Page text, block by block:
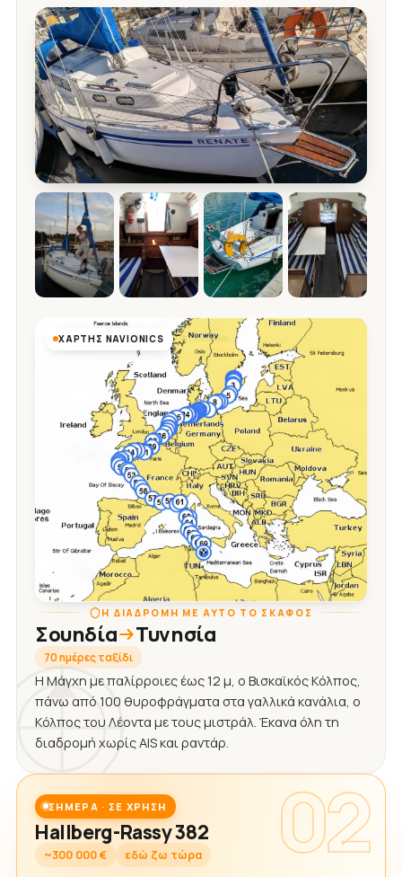
ΧΆΡΤΗΣ NAVIONICS
Η ΔΙΑΔΡΟΜΉ ΜΕ ΑΥΤΌ ΤΟ ΣΚΆΦΟΣ
Σουηδία Τυνησία
70 ημέρες ταξίδι
Η Μάγχη με παλίρροιες έως 12 μ, ο Βισκαϊκός Κόλπος,
πάνω από 100 θυροφράγματα στα γαλλικά κανάλια, ο
Κόλπος του Λέοντα με τους μιστράλ. Έκανα όλη τη
διαδρομή χωρίς AIS και ραντάρ.
02
ΣΉΜΕΡΑ · ΣΕ ΧΡΉΣΗ
Hallberg-Rassy 382
~300 000 € εδώ ζω τώρα